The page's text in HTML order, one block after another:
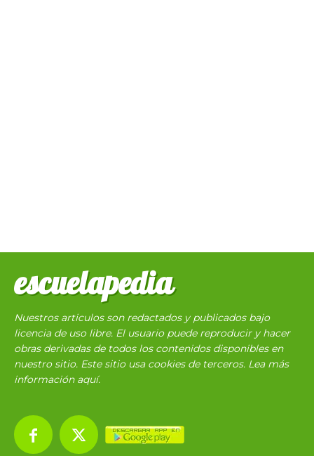
escuelapedia
Nuestros articulos son redactados y publicados bajo
licencia de uso libre. El usuario puede reproducir y hacer
obras derivadas de todos los contenidos disponibles en
nuestro sitio. Este sitio usa cookies de terceros. Lea más
información aquí.